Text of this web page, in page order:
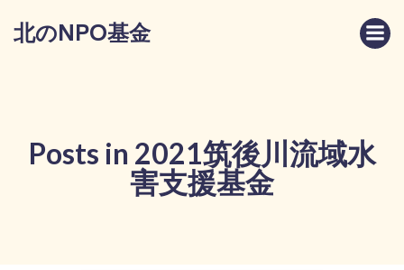
ス
キ
ッ
プ
北のNPO基金
Posts in 2021筑後川流域水
害支援基金